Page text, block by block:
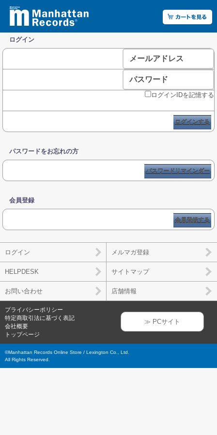
ログイン
メールアドレス
パスワード
ログインIDを記憶する
ログインする
パスワードをお忘れの方
パスワードリマインダー
会員登録
会員登録する
ログイン メルマガ登録
HELPDESK サイトマップ
お問い合わせ 店舗情報
プライバシーポリシー
特定商取引法に基づく表記
会社概要
トップページ
≫ PCサイト
©Manhattan Records Online Store / Lexington Co., Ltd.
All Rights Reserved.